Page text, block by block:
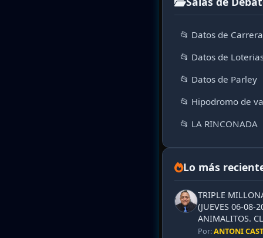
📂 Datos de
📂 Datos de
📂 Datos de Parley
📂 Hipodromo de
📂 LA RINCONADA
Lo más
TRIPLE
(JUEVES 06-08-
ANIMALITOS.
Por:ANTONI